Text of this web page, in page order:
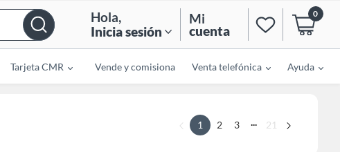
Hola,
Inicia sesión
Mi
cuenta
0
Tarjeta CMR Vende y comisiona Venta telefónica Ayuda
1 2 3 ... 21